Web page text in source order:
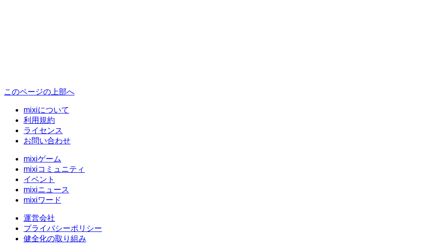
このページの上部へ
mixiについて
利用規約
ライセンス
お問い合わせ
mixiゲーム
mixiコミュニティ
イベント
mixiニュース
mixiワード
運営会社
プライバシーポリシー
健全化の取り組み